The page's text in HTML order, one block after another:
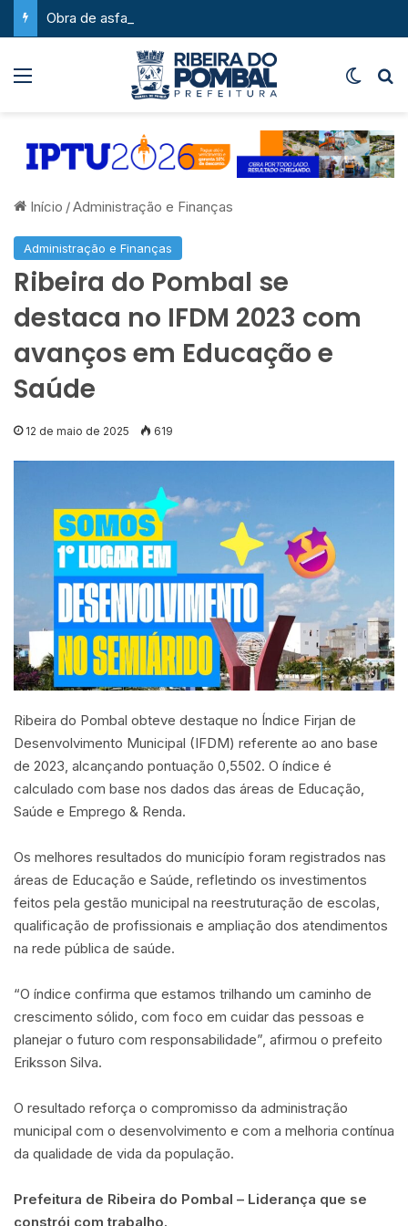
Início /Administração e Finanças
Administração e Finanças
Ribeira do Pombal se
destaca no IFDM 2023 com
avanços em Educação e
Saúde
12 de maio de 2025 619
Ribeira do Pombal obteve destaque no Índice Firjan de
Desenvolvimento Municipal (IFDM) referente ao ano base
de 2023, alcançando pontuação 0,5502. O índice é
calculado com base nos dados das áreas de Educação,
Saúde e Emprego & Renda.
Os melhores resultados do município foram registrados nas
áreas de Educação e Saúde, refletindo os investimentos
feitos pela gestão municipal na reestruturação de escolas,
qualificação de profissionais e ampliação dos atendimentos
na rede pública de saúde.
“O índice confirma que estamos trilhando um caminho de
crescimento sólido, com foco em cuidar das pessoas e
planejar o futuro com responsabilidade”, afirmou o prefeito
Eriksson Silva.
O resultado reforça o compromisso da administração
municipal com o desenvolvimento e com a melhoria contínua
da qualidade de vida da população.
Prefeitura de Ribeira do Pombal – Liderança que se
constrói com trabalho.